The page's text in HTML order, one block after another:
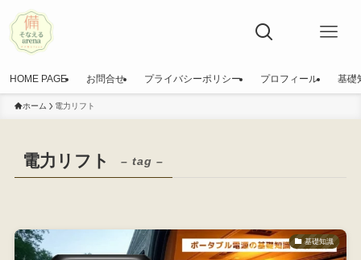
HOME PAGE お問合せ プライバシーポリシー プロフィール 基礎
ホーム 電力リフト
電力リフト – tag –
基礎知識